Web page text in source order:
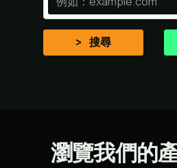
搜尋
瀏覽我們的